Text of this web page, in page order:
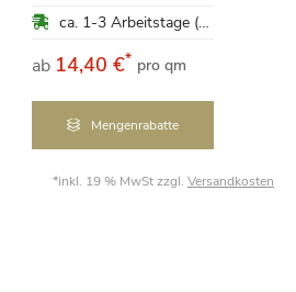
ca. 1-3 Arbeitstage (Mo-Fr)
ab 14,40 €* pro qm
Mengenrabatte
*inkl. 19 % MwSt zzgl. Versandkosten